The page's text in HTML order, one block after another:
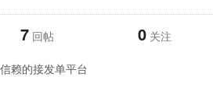
7 回帖 0 关注
赖的接发单平台